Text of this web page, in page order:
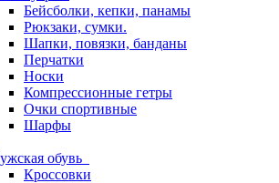
Бейсболки, кепки, панамы
Рюкзаки, сумки.
Шапки, повязки, банданы
Перчатки
Носки
Компрессионные гетры
Очки спортивные
Шарфы
обувь
Кроссовки